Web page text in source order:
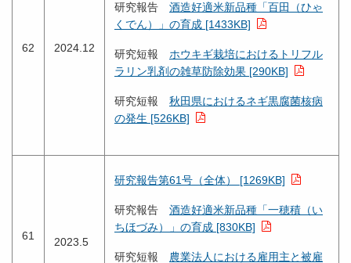
62 2024.12
研究報告 酒造好適米新品種「百田（ひゃ
くでん）」の育成 [1433KB]
研究短報 ホウキギ栽培におけるトリフル
ラリン乳剤の雑草防除効果 [290KB]
研究短報 秋田県におけるネギ黒腐菌核病
の発生 [526KB]
61 2023.5
研究報告第61号（全体） [1269KB]
研究報告 酒造好適米新品種「一穂積（い
ちほづみ）」の育成 [830KB]
研究短報 農業法人における雇用主と被雇